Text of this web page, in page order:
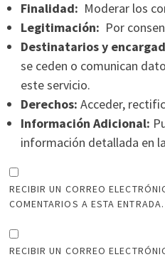
Finalidad: Moderar los
Legitimación: Por
Destinatarios y
se ceden o comunican
este servicio.
Derechos: Acceder,
Información Adicional:
información detallada en la
RECIBIR UN CORREO
COMENTARIOS A ESTA ENTRADA.
RECIBIR UN CORREO